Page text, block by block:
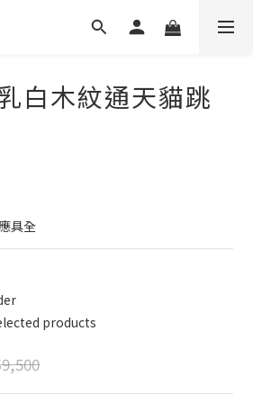
白木紋通天貓跳
具全
products